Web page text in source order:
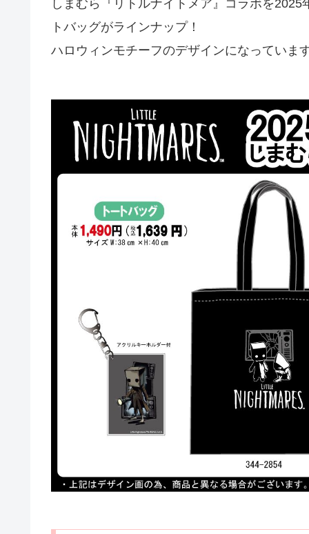
しまむら『リトルナイトメア』コラボを
トバッグがラインナップ！
ハロウィンモチーフのデザインになっていま